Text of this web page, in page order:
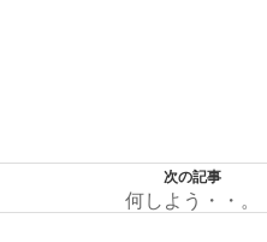
次の記事
何しよう・・。